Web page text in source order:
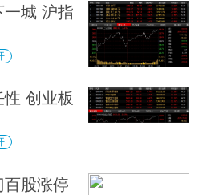
城 沪指
创业板
股涨停